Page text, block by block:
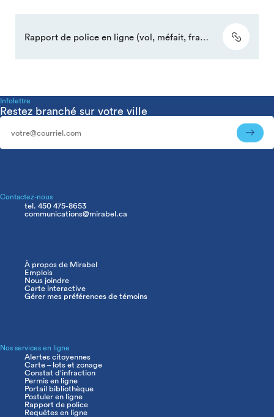
Rapport de police en ligne (vol, méfait, fraude ou objet perdu)
Infolettre
Infolettre
Restez branché sur votre ville
Contactez-nous
tel. 450 475-8653
communications@mirabel.ca
Navigation
principale
À propos de Mirabel
Emplois
Nous joindre
Carte interactive
Gérer mes préférences de témoins
Nos services en ligne
Alertes citoyennes
Carte – lots et zonage
Constat d'infraction
Permis en ligne
Portail bibliothèque
Postuler en ligne
Rapport de police
Requêtes en ligne